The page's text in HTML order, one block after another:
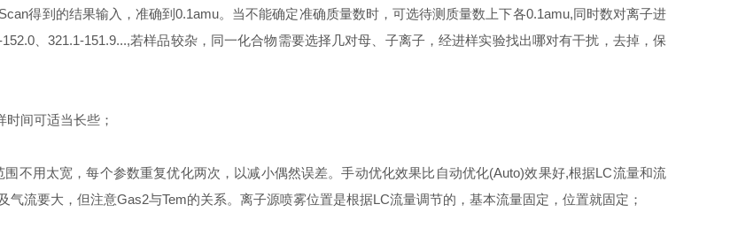
得到的结果输入，准确到0.1amu。当不能确定准确质量数时，可选待测质量数上下各0.1amu,同时数对离子进
、321.1-151.9...,若样品较杂，同一化合物需要选择几对母、子离子，经进样实验找出哪对有干扰，去掉，保
间可适当长些；
不用太宽，每个参数重复优化两次，以减小偶然误差。手动优化效果比自动优化(Auto)效果好,根据LC流量和流
流要大，但注意Gas2与Tem的关系。离子源喷雾位置是根据LC流量调节的，基本流量固定，位置就固定；